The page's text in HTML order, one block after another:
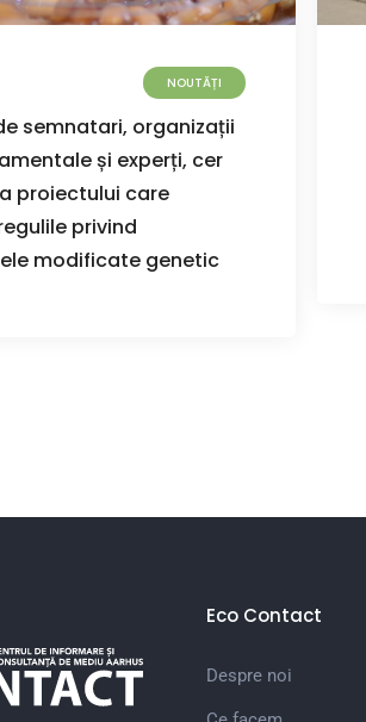
NOUTĂȚI
semnatari, organizații
și experți, cer
proiectului care
privind
modificate genetic
Eco Contact
Despre noi